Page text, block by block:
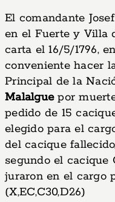
El comandante
en el Fuerte y Villa
carta el 16/5/1796,
conveniente hacer
Principal de la
Malalguepor
pedido de 15
elegido para el
del cacique
segundo el cacique
juraron en el cargo
(X,EC,C30,D26)